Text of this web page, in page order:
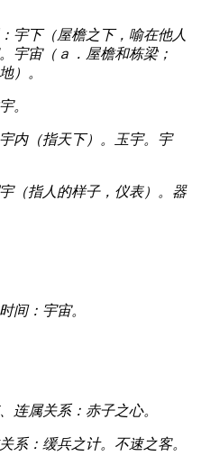
宇下（屋檐之下，喻在他人
宇宙（ａ．屋檐和栋梁；
）。
。
内（指天下）。玉宇。宇
（指人的样子，仪表）。器
间：宇宙。
连属关系：赤子之心。
系：缓兵之计。不速之客。